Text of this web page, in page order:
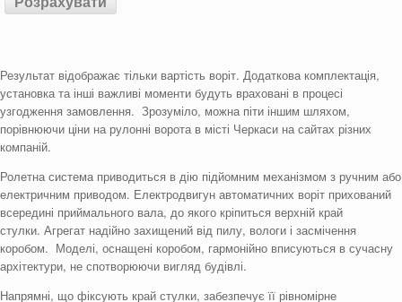
Результат відображає тільки вартість воріт. Додаткова комплектація,
установка та інші важливі моменти будуть враховані в процесі
узгодження замовлення. Зрозуміло, можна піти іншим шляхом,
порівнюючи ціни на рулонні ворота в місті Черкаси на сайтах різних
компаній.
Ролетна система приводиться в дію підйомним механізмом з ручним або
електричним приводом. Електродвигун автоматичних воріт прихований
всередині приймального вала, до якого кріпиться верхній край
стулки. Агрегат надійно захищений від пилу, вологи і засмічення
коробом. Моделі, оснащені коробом, гармонійно вписуються в сучасну
архітектури, не спотворюючи вигляд будівлі.
Напрямні, що фіксують край стулки, забезпечує її рівномірне